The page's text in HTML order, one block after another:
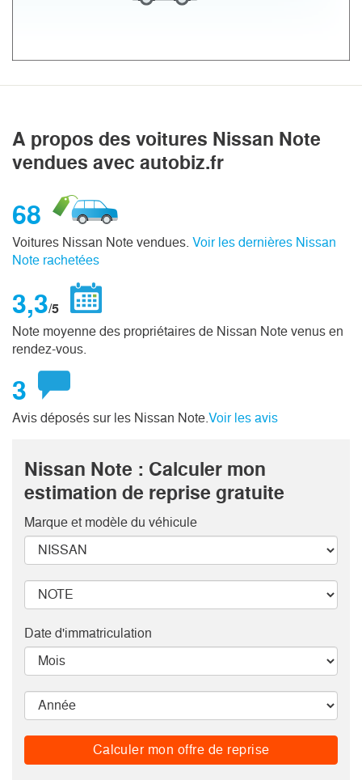
A propos des voitures Nissan Note
vendues avec autobiz.fr
68
Voitures Nissan Note vendues. Voir les dernières Nissan
Note rachetées
3,3/5
Note moyenne des propriétaires de Nissan Note venus en
rendez-vous.
3
Avis déposés sur les Nissan Note. Voir les avis
Nissan Note : Calculer mon
estimation de reprise gratuite
Marque et modèle du véhicule
Date d'immatriculation
Calculer mon offre de reprise